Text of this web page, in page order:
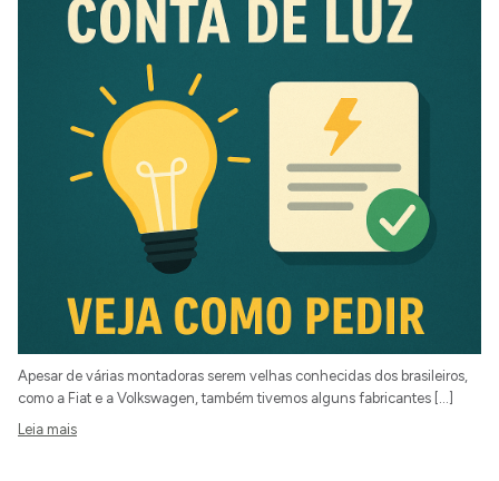
Apesar de várias montadoras serem velhas conhecidas dos brasileiros,
como a Fiat e a Volkswagen, também tivemos alguns fabricantes […]
Leia mais